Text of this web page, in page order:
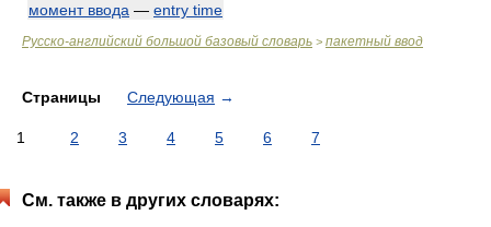
момент ввода — entry time
Русско-английский большой базовый словарь > пакетный ввод
Страницы Следующая →
1 2 3 4 5 6 7
См. также в других словарях: